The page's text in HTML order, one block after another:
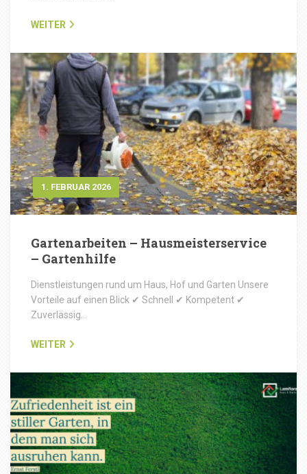
WEITER
1. FEBRUAR 2026
Gartenarbeiten – Hausmeisterservice
– Gartenhilfe
Dienstleistungen rund um Haus, Hof und Garten Unsere
Vorteile auf einen Blick ✔ Schnell ✔ Kompetent ✔
Zuverlässig…
WEITER